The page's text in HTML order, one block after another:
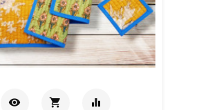
visibility shopping_cart equalizer